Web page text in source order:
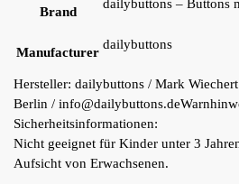
Brand
dailybuttons – Buttons
Manufacturer
dailybuttons
Hersteller: dailybuttons / Mark
Berlin / info@dailybuttons.de
Sicherheitsinformationen:
Nicht geeignet für Kinder unter 3
Aufsicht von Erwachsenen.